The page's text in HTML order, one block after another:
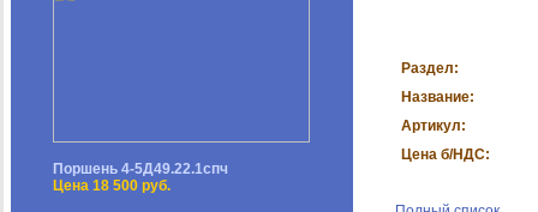
Поршень 4-5Д49.22.1спч
Цена 18 500 руб.
Раздел:
Название:
Артикул:
Цена б/НДС: